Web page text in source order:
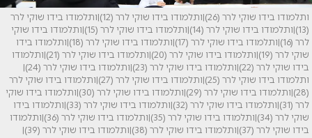
ותלמודו בידו שוקי לרר (26)|ותלמודו בידו שוקי לרר (12)|ותלמודו בידו שוקי לרר
(13)|ותלמודו בידו שוקי לרר (14)|ותלמודו בידו שוקי לרר (15)|ותלמודו בידו שוקי
לרר (16)|ותלמודו בידו שוקי לרר (17)|ותלמודו בידו שוקי לרר (18)|ותלמודו בידו
שוקי לרר (19)|ותלמודו בידו שוקי לרר (20)|ותלמודו בידו שוקי לרר (21)|ותלמודו
בידו שוקי לרר (22)|ותלמודו בידו שוקי לרר (23)|ותלמודו בידו שוקי לרר (24)|
ותלמודו בידו שוקי לרר (25)|ותלמודו בידו שוקי לרר (27)|ותלמודו בידו שוקי לרר
(28)|ותלמודו בידו שוקי לרר (29)|ותלמודו בידו שוקי לרר (30)|ותלמודו בידו שוקי
לרר (31)|ותלמודו בידו שוקי לרר (32)|ותלמודו בידו שוקי לרר (33)|ותלמודו בידו
שוקי לרר (34)|ותלמודו בידו שוקי לרר (35)|ותלמודו בידו שוקי לרר (36)|ותלמודו
בידו שוקי לרר (37)|ותלמודו בידו שוקי לרר (38)|ותלמודו בידו שוקי לרר (39)|